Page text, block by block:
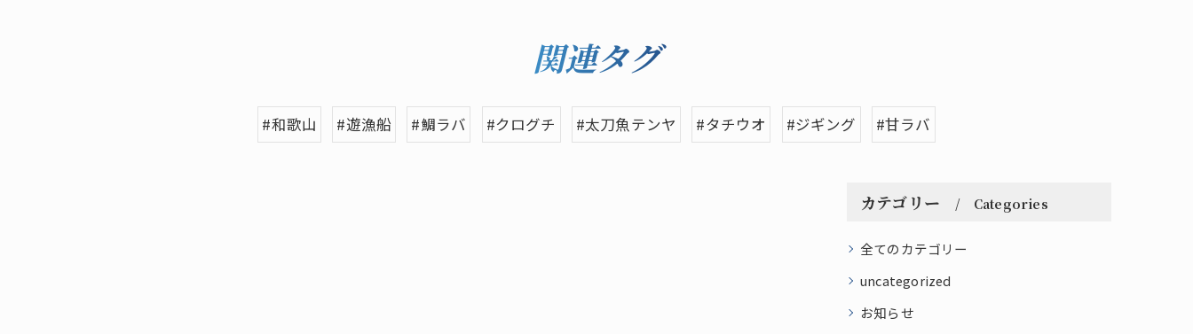
関連タグ
#和歌山 #遊漁船 #鯛ラバ #クログチ #太刀魚テンヤ #タチウオ #ジギング #甘ラバ
カテゴリー Categories
全てのカテゴリー
uncategorized
お知らせ